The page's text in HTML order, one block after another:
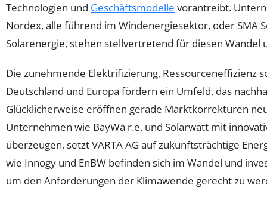
Technologien und Geschäftsmodelle vorantreibt.
Nordex, alle führend im Windenergiesektor, oder SMA
Solarenergie, stehen stellvertretend für diesen
Die zunehmende Elektrifizierung, Ressourceneffizienz
Deutschland und Europa fördern ein Umfeld, das
Glücklicherweise eröffnen gerade Marktkorrekturen
Unternehmen wie BayWa r.e. und Solarwatt mit
überzeugen, setzt VARTA AG auf zukunftsträchtige
wie Innogy und EnBW befinden sich im Wandel und
um den Anforderungen der Klimawende gerecht zu